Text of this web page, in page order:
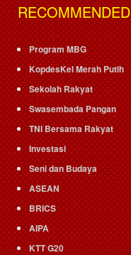
RECOMMENDED
Program MBG
KopdesKel Merah Putih
Sekolah Rakyat
Swasembada Pangan
TNI Bersama Rakyat
Investasi
Seni dan Budaya
ASEAN
BRICS
AIPA
KTT G20